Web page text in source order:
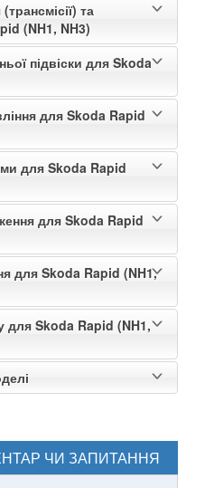
та
(NH1, NH3)
підвіски для Skoda
для Skoda Rapid
для Skoda Rapid
для Skoda Rapid
для Skoda Rapid (NH1,
для Skoda Rapid (NH1,
ЧИ ЗАПИТАННЯ